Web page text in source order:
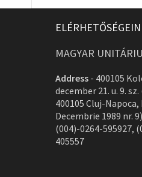
MAGYAR
Address - 400105
december 21. u. 9.
400105 Cluj-Napoca,
Decembrie 1989 nr.
(004)-0264-595927,
405557